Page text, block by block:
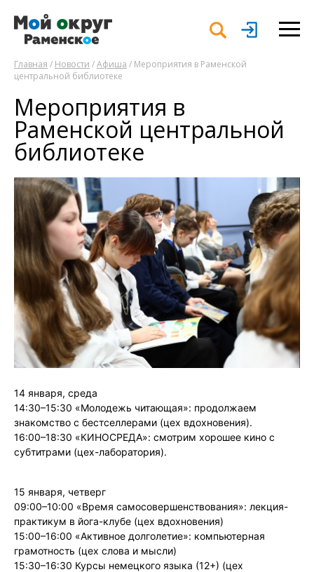
Главная / Новости /Афиша / Мероприятия в Раменской
центральной библиотеке
Мероприятия в
Раменской центральной
библиотеке
14 января, среда
14:30–15:30 «Молодежь читающая»: продолжаем
знакомство с бестселлерами (цех вдохновения).
16:00–18:30 «КИНОСРЕДА»: смотрим хорошее кино с
субтитрами (цех-лаборатория).
15 января, четверг
️09:00–10:00 «Время самосовершенствования»: лекция-
практикум в йога-клубе (цех вдохновения)
️15:00–16:00 «Активное долголетие»: компьютерная
грамотность (цех слова и мысли)
15:30–16:30 Курсы немецкого языка (12+) (цех